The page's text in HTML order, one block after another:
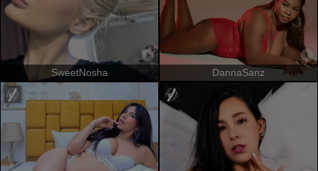
SweetNosha DannaSanz